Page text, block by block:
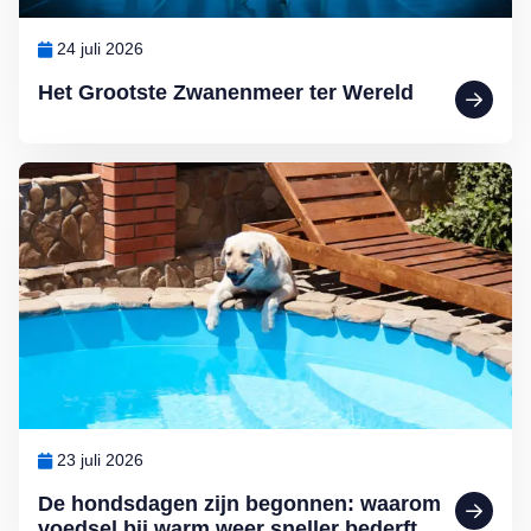
Het Grootste Zwanenmeer ter Wereld
24 juli 2026
De hondsdagen zijn begonnen: waarom
23 juli 2026
Lees meer over De hondsdagen zijn begonnen: waarom voedsel